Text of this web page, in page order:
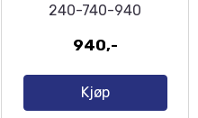
240-740-940
940,-
Kjøp